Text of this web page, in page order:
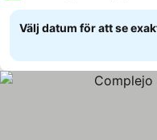
Välj datum för att se